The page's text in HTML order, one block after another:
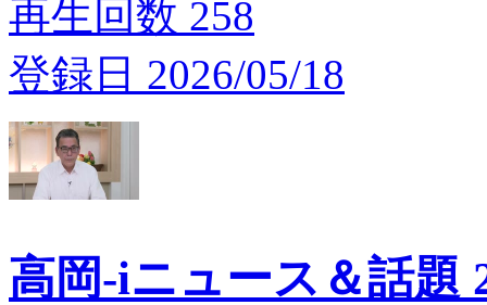
再生回数 258
登録日 2026/05/18
高岡-iニュース＆話題